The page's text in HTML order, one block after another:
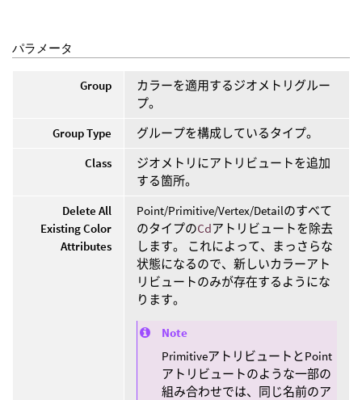
パラメータ
Group
カラーを適用するジオメトリグルー
プ。
Group Type
グループを構成しているタイプ。
Class
ジオメトリにアトリビュートを追加
する箇所。
Delete All
Existing Color
Attributes
Point/Primitive/Vertex/Detailのすべて
のタイプのCdアトリビュートを除去
します。 これによって、まっさらな
状態になるので、新しいカラーアト
リビュートのみが存在するようにな
ります。
Note
PrimitiveアトリビュートとPoint
アトリビュートのような一部の
組み合わせでは、同じ名前のア